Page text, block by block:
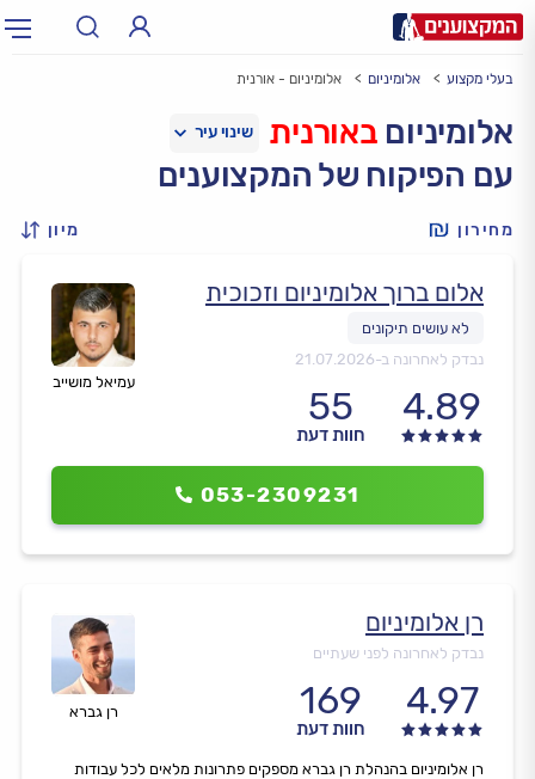
עירעיר: תל אביב, חיפה…
בעלי מקצוע אלומיניום אלומיניום - אורנית
אלומיניום באורנית
עם הפיקוח של המקצוענים
מחירון מיון
עמיאל מושייב
אלום ברוך אלומיניום וזכוכית
נבדק לאחרונה ב-21.07.2026
4.89
55
חוות דעת
053-2309231
רן גברא
רן אלומיניום
נבדק לאחרונה לפני שעתיים
4.97
169
חוות דעת
רן אלומיניום בהנהלת רן גברא מספקים פתרונות מלאים לכל עבודות